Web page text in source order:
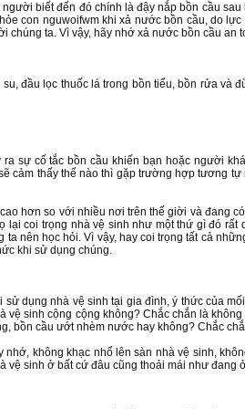
biết đến đó chính là đậy nắp bồn cầu
con nguwoifwm khi xả nước bồn cầu, do
chúng ta. Vì vậy, hãy nhớ xả nước bồn cầu an
đầu lọc thuốc lá trong bồn tiểu, bồn rửa và
sự cố tắc bồn cầu khiến bạn hoặc người
cảm thấy thế nào thì gặp trường hợp tương
hơn so với nhiều nơi trên thế giời và đang
coi trọng nhà vệ sinh như một thứ gì đó rất
nên học hỏi. Vì vậy, hay coi trọng tất cả
khi sử dụng chúng.
dụng nhà vệ sinh tại gia đình, ý thức của
sinh cộng cộng không? Chắc chắn là
bồn cầu ướt nhèm nước hay không? Chắc
không khạc nhổ lên sàn nhà vệ sinh,
vệ sinh ở bất cứ đâu cũng thoải mái như đang